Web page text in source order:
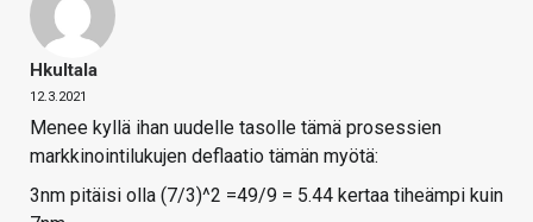
Hkultala
12.3.2021
Menee kyllä ihan uudelle tasolle tämä prosessien
markkinointilukujen deflaatio tämän myötä:
3nm pitäisi olla (7/3)^2 =49/9 = 5.44 kertaa tiheämpi kuin